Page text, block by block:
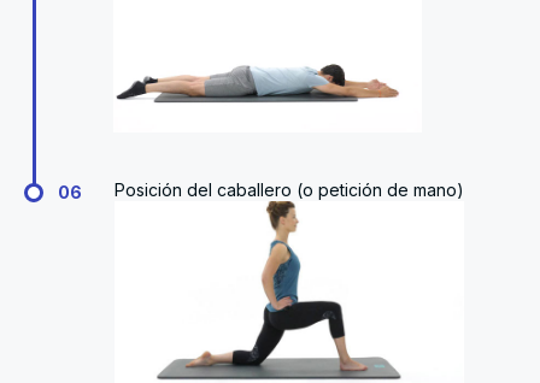
06 Posición del caballero (o petición de mano)